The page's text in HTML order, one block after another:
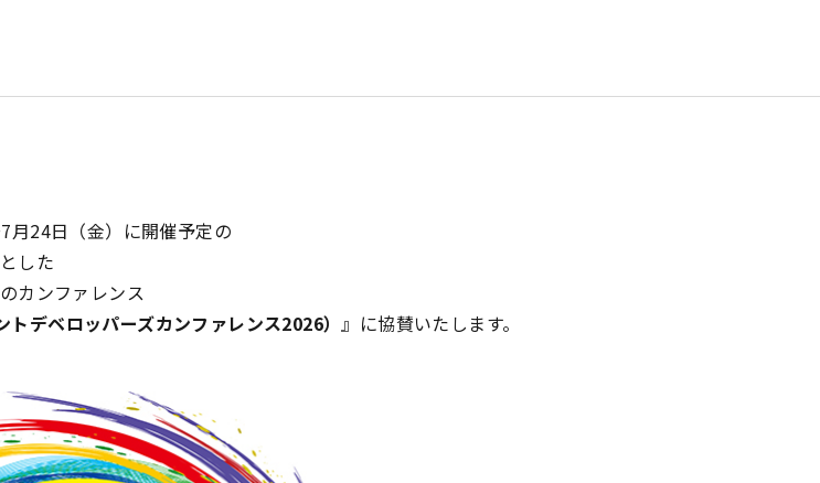
月24日（金）に開催予定の
した
カンファレンス
トデベロッパーズカンファレンス2026）』に協賛いたします。